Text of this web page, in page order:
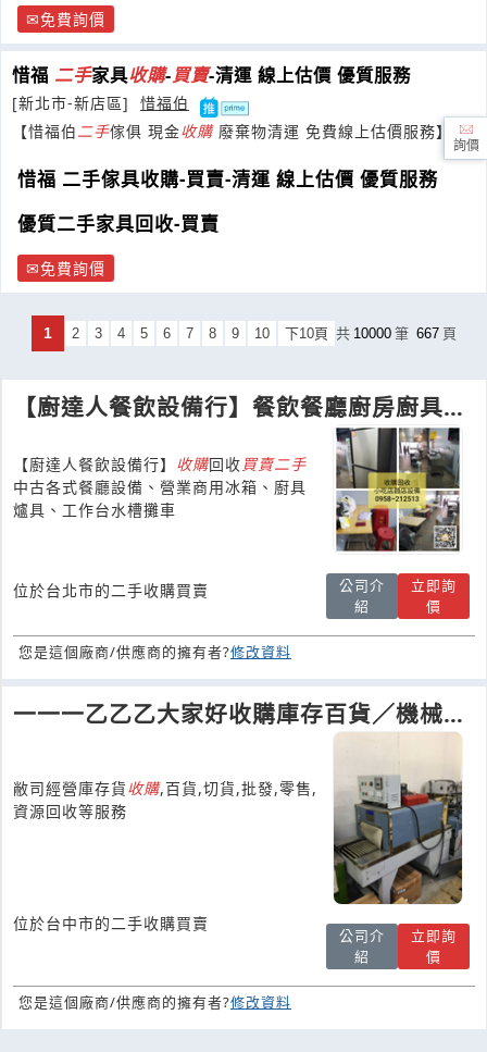
免費詢價
惜福 二手家具收購-買賣-清運 線上估價 優質服務
[新北市-新店區]
惜福伯
【惜福伯二手傢俱 現金收購廢棄物清運 免費線上估價服務】請
惜福 二手傢具收購-買賣-清運 線上估價 優質服務
優質二手家具回收-買賣
免費詢價
1 2 3 4 5 6 7 8 9 10 下10頁 共 10000 筆 667 頁
【廚達人餐飲設備行】餐飲餐廳廚房廚具設
【廚達人餐飲設備行】 收購回收買賣二手
中古各式餐廳設備、營業商用冰箱、廚具
爐具、工作台水槽攤車
位於台北市的二手收購買賣
公司介
紹
立即詢
價
您是這個廠商/供應商的擁有者?修改資料
一一一乙乙乙大家好收購庫存百貨／機械／
敝司經營庫存貨收購,百貨,切貨,批發,零售,
資源回收等服務
位於台中市的二手收購買賣
公司介
紹
立即詢
價
您是這個廠商/供應商的擁有者?修改資料
詢價